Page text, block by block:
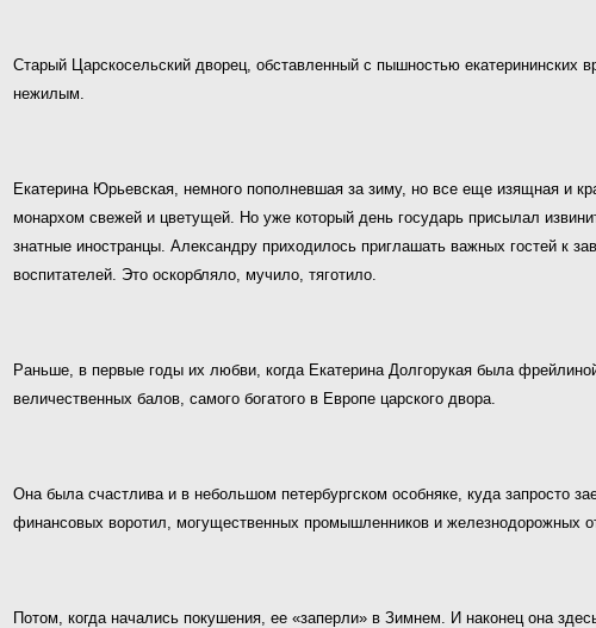
Старый Царскосельский дворец, обставленный с пышностью екатерининских
нежилым.
Екатерина Юрьевская, немного пополневшая за зиму, но все еще изящная и
монархом свежей и цветущей. Но уже который день государь присылал
знатные иностранцы. Александру приходилось приглашать важных гостей к
воспитателей. Это оскорбляло, мучило, тяготило.
Раньше, в первые годы их любви, когда Екатерина Долгорукая была
величественных балов, самого богатого в Европе царского двора.
Она была счастлива и в небольшом петербургском особняке, куда запросто
финансовых воротил, могущественных промышленников и железнодорожных
Потом, когда начались покушения, ее «заперли» в Зимнем. И наконец она